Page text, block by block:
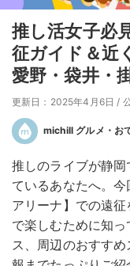
推し活女子必
征ガイド＆近
愛野・袋井・
更新日：2025年4月6日 /
michill グルメ・お
推しのライブが静
ているあなたへ。
アリーナ】での遠
で楽しむために知
ス、周辺のおすす